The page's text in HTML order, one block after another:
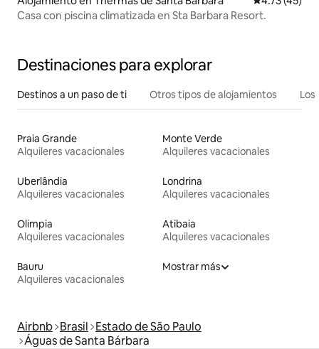
Casa con piscina climatizada en Sta Barbara Resort.
Destinaciones para explorar
Destinos a un paso de ti Otros tipos de alojamientos
Praia Grande
Alquileres vacacionales
Monte Verde
Alquileres vacacionales
Uberlândia
Alquileres vacacionales
Londrina
Alquileres vacacionales
Olimpia
Alquileres vacacionales
Atibaia
Alquileres vacacionales
Bauru
Alquileres vacacionales
Mostrar más
Airbnb Brasil Estado de São Paulo
Águas de Santa Bárbara